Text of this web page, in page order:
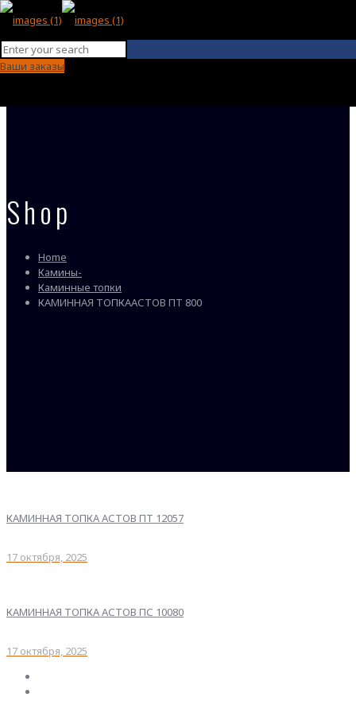
Ваши заказы
Shop
Home
Камины-
Каминные топки
КАМИННАЯ ТОПКААСТОВ ПТ 800
КАМИННАЯ ТОПКА АСТОВ ПТ 12057
17 октября, 2025
КАМИННАЯ ТОПКА АСТОВ ПС 10080
17 октября, 2025